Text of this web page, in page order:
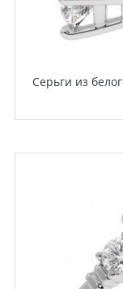
Серьги из